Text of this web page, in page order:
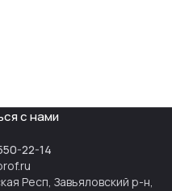
с нами
22-14
Респ, Завьяловский р-н,